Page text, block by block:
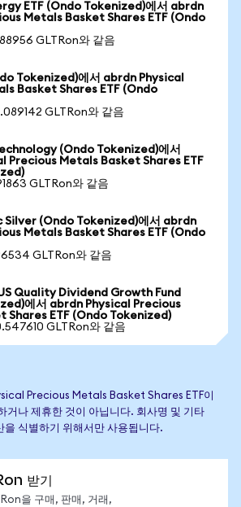
ETF (Ondo Tokenized)에서 abrdn
Metals Basket Shares ETF (Ondo
GLTRon와 같음
Tokenized)에서 abrdn Physical
Basket Shares ETF (Ondo
GLTRon와 같음
(Ondo Tokenized)에서
Precious Metals Basket Shares ETF
GLTRon와 같음
Silver (Ondo Tokenized)에서 abrdn
Metals Basket Shares ETF (Ondo
GLTRon와 같음
Quality Dividend Growth Fund
에서 abrdn Physical Precious
Shares ETF (Ondo Tokenized)
GLTRon와 같음
Precious Metals Basket Shares ETF이
거나 제휴한 것이 아닙니다. 회사명 및 기타
을 식별하기 위해서만 사용됩니다.
받기
을 구매, 판매, 거래,